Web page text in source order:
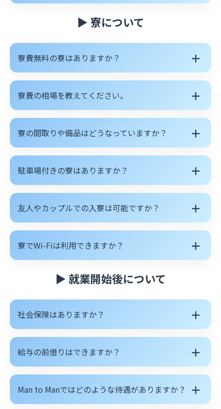
▶ 寮について
寮費無料の寮はありますか？ ＋
寮費の相場を教えてください。 ＋
寮の間取りや備品はどうなっていますか？ ＋
駐車場付きの寮はありますか？ ＋
友人やカップルでの入寮は可能ですか？ ＋
寮でWi-Fiは利用できますか？ ＋
▶ 就業開始後について
社会保険はありますか？ ＋
給与の前借りはできますか？ ＋
Man to Manではどのような待遇がありますか？ ＋